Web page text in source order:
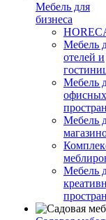
Мебель для
бизнеса
Мебель
отелей и
Мебель
офисных
Мебель
Мебель